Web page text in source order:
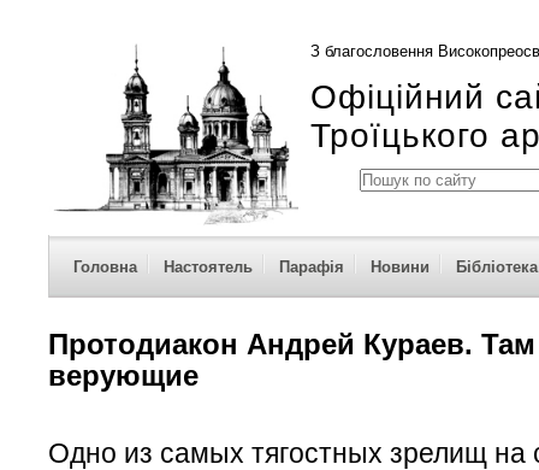
З благословення
Офіційний
Троїцького
Головна Настоятель Парафія Новини Бібліотека
Протодиакон Андрей Кураев. Там
верующие
Одно из самых тягостных зрелищ на